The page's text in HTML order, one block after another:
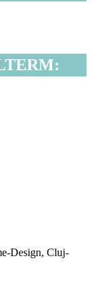
Design, Cluj-